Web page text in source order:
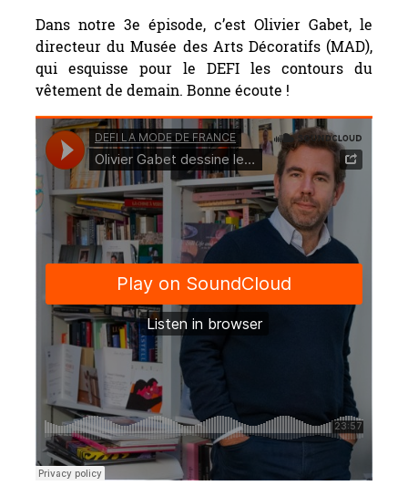
Dans notre 3e épisode, c’est Olivier Gabet, le
directeur du Musée des Arts Décoratifs (MAD),
qui esquisse pour le DEFI les contours du
vêtement de demain. Bonne écoute !